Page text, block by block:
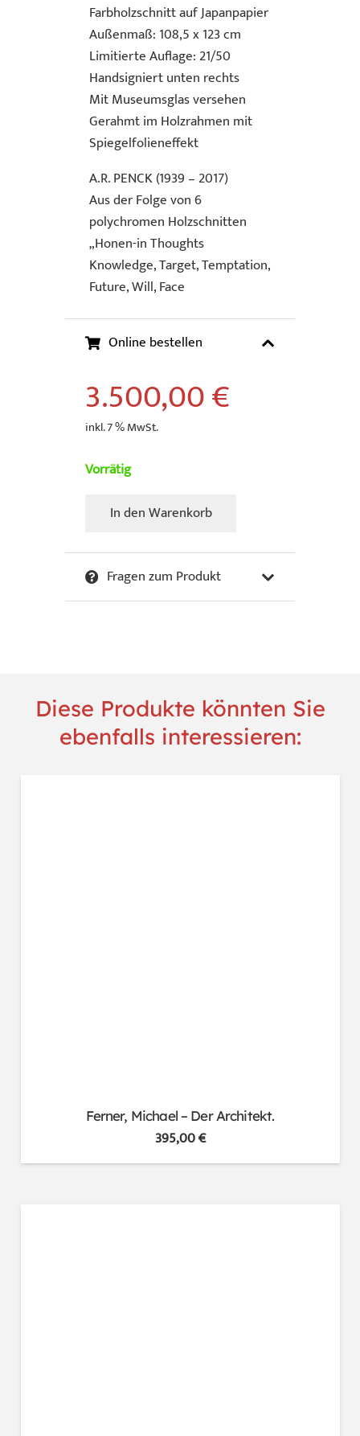
Farbholzschnitt auf Japanpapier
Außenmaß: 108,5 x 123 cm
Limitierte Auflage: 21/50
Handsigniert unten rechts
Mit Museumsglas versehen
Gerahmt im Holzrahmen mit
Spiegelfolieneffekt
A.R. PENCK (1939 – 2017)
Aus der Folge von 6
polychromen Holzschnitten
„Honen-in Thoughts
Knowledge, Target, Temptation,
Future, Will, Face
Online bestellen
3.500,00€
inkl. 7 % MwSt.
Vorrätig
Penck
-
In den Warenkorb
Fragen zum Produkt
Diese Produkte könnten Sie
ebenfalls interessieren:
Ferner, Michael – Der Architekt.
395,00€